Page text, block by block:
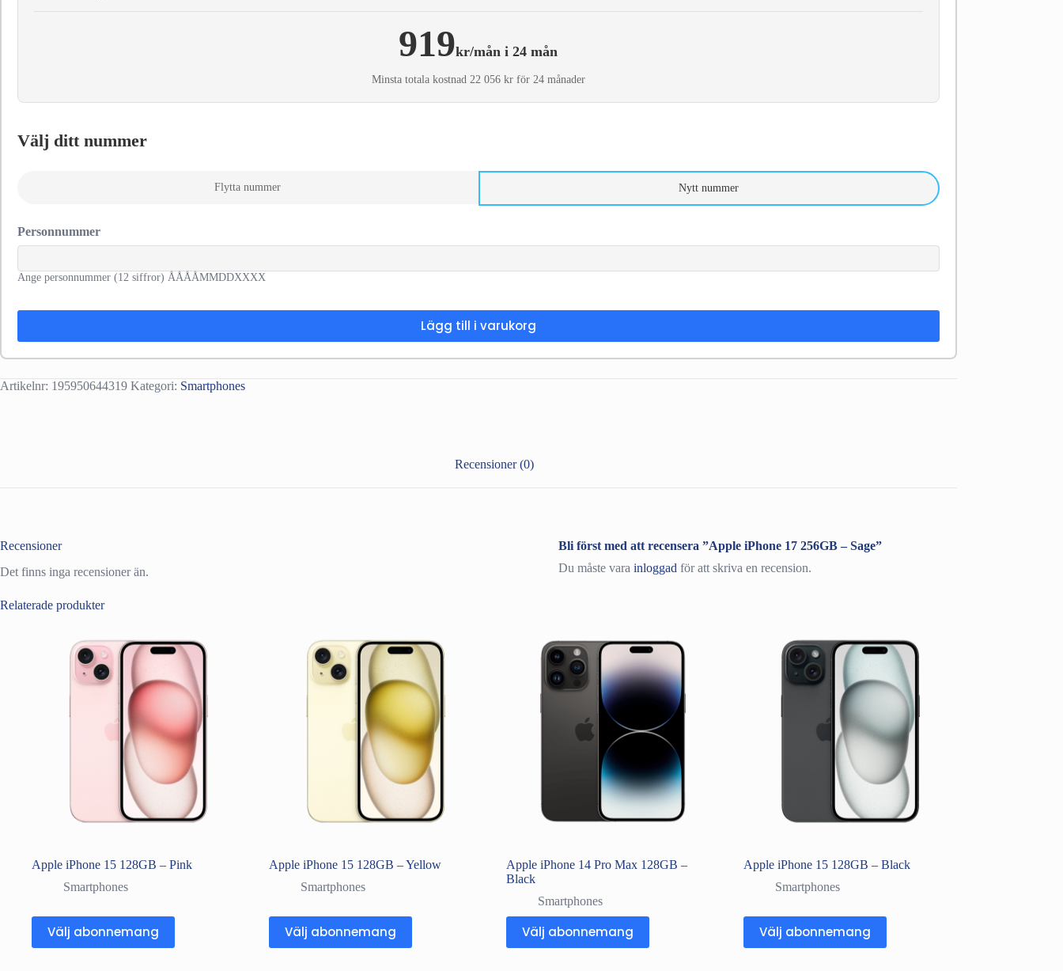
919kr/mån i 24 mån
Minsta totala kostnad 22 056 kr för 24 månader
Välj ditt nummer
Flytta nummer Nytt nummer
Personnummer
Ange personnummer (12 siffror) ÅÅÅÅMMDDXXXX
Lägg till i varukorg
Artikelnr: 195950644319 Kategori: Smartphones
Recensioner (0)
Recensioner
Det finns inga recensioner än.
Bli först med att recensera ”Apple iPhone 17 256GB – Sage”
Du måste vara inloggadför att skriva en recension.
Relaterade produkter
Apple iPhone 15 128GB – Pink
Smartphones
Välj abonnemang
Apple iPhone 15 128GB – Yellow
Smartphones
Välj abonnemang
Apple iPhone 14 Pro Max 128GB –
Black
Smartphones
Välj abonnemang
Apple iPhone 15 128GB – Black
Smartphones
Välj abonnemang